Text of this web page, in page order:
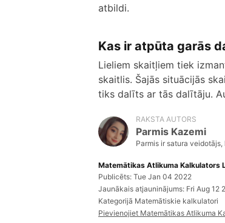
atbildi.
Kas ir atpūta garās
Lieliem skaitļiem tiek
skaitlis. Šajās situācijās
tiks dalīts ar tās dalītāju.
RAKSTA AUTORS
Parmis Kazemi
Parmis ir satura
Matemātikas Atlikuma Kalkulators
Publicēts: Tue Jan 04 2022
Jaunākais atjauninājums: Fri Aug 12
Kategorijā Matemātiskie kalkulatori
Pievienojiet Matemātikas Atlikuma